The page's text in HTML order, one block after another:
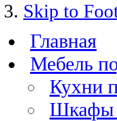
Skip to
Главная
Мебель
Кухни
Шкафы